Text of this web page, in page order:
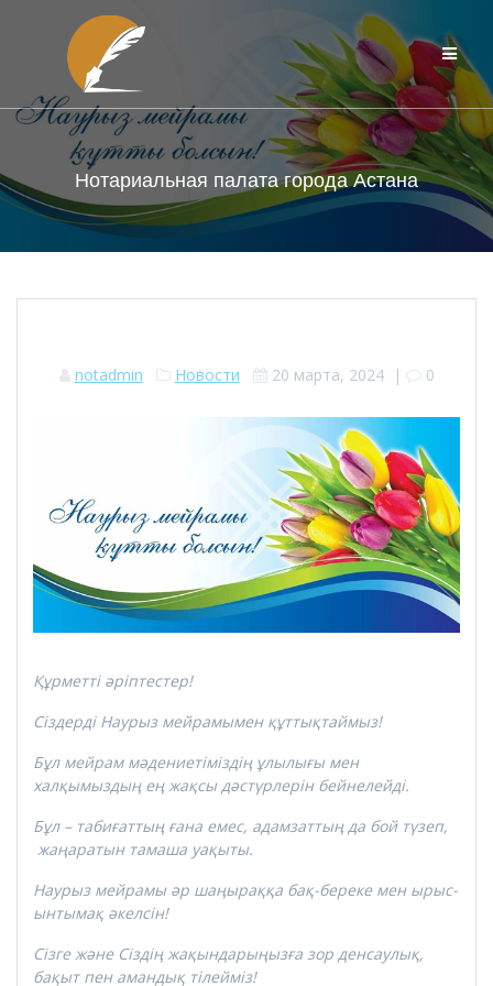
контенту
Нотариальная палата города Астана
notadmin Новости 20 марта, 2024| 0
Құрметті әріптестер!
Сіздерді Наурыз мейрамымен құттықтаймыз!
Бұл мейрам мәдениетіміздің ұлылығы мен
халқымыздың ең жақсы дәстүрлерін бейнелейді.
Бұл – табиғаттың ғана емес, адамзаттың да бой түзеп,
жаңаратын тамаша уақыты.
Наурыз мейрамы әр шаңыраққа бақ-береке мен ырыс-
ынтымақ әкелсін!
Сізге және Сіздің жақындарыңызға зор денсаулық,
бақыт пен амандық тілейміз!